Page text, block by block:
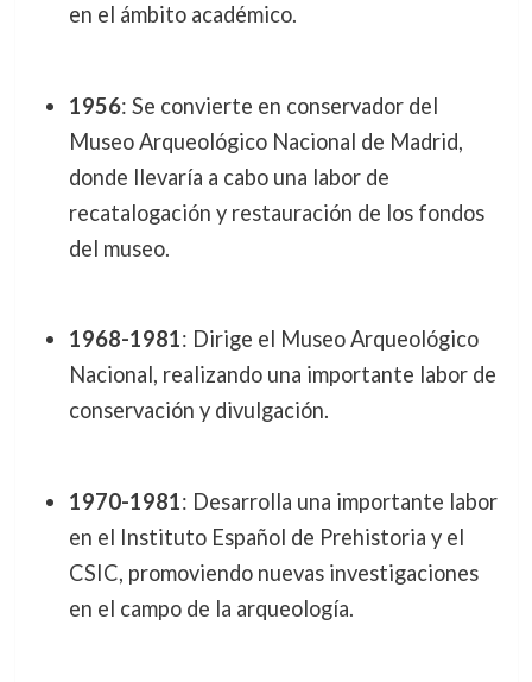
en el ámbito académico.
1956: Se convierte en conservador del
Museo Arqueológico Nacional de Madrid,
donde llevaría a cabo una labor de
recatalogación y restauración de los fondos
del museo.
1968-1981: Dirige el Museo Arqueológico
Nacional, realizando una importante labor de
conservación y divulgación.
1970-1981: Desarrolla una importante labor
en el Instituto Español de Prehistoria y el
CSIC, promoviendo nuevas investigaciones
en el campo de la arqueología.